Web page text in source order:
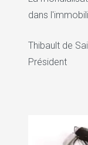
dans
Thibault de
Président